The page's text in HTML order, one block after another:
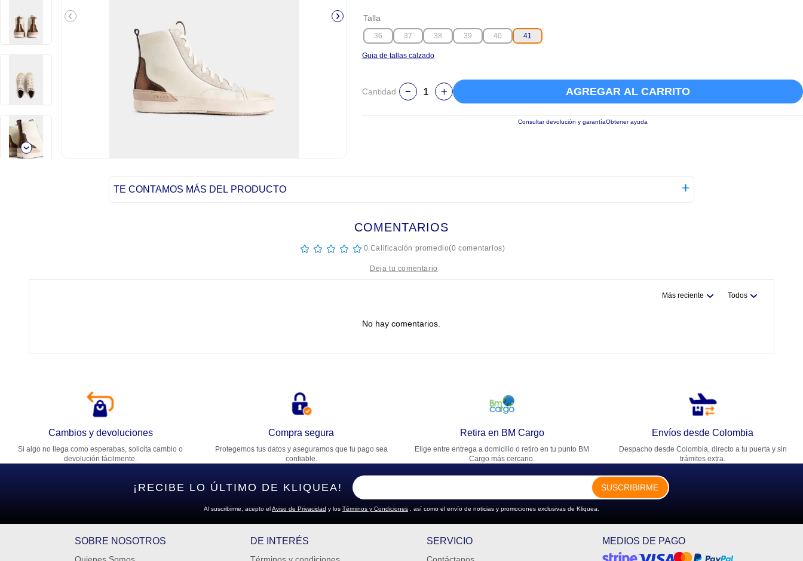
Talla
36 37 38 39 40 41
Guia de tallas calzado
Cantidad AGREGAR AL CARRITO
Consultar devolución y garantíaObtener ayuda
TE CONTAMOS MÁS DEL PRODUCTO
COMENTARIOS
☆ ☆ ☆ ☆ ☆ 0 Calificación promedio(0 comentarios)
Dirección de email
Escribe un comentario
ENVIAR COMENTARIO
Más reciente Todos
No hay comentarios.
Cambios y devoluciones
Si algo no llega como esperabas, solicita cambio o
devolución fácilmente.
Compra segura
Protegemos tus datos y aseguramos que tu pago sea
confiable.
Retira en BM Cargo
Elige entre entrega a domicilio o retiro en tu punto BM
Cargo más cercano.
Envíos desde Colombia
Despacho desde Colombia, directo a tu puerta y sin
trámites extra.
¡RECIBE LO ÚLTIMO DE KLIQUEA! SUSCRIBIRME
Al suscribirme, acepto elAviso de Privacidad y los Términos y Condiciones , así como el envío de noticias y promociones exclusivas de Kliquea.
SOBRE NOSOTROS DE INTERÉS SERVICIO MEDIOS DE PAGO